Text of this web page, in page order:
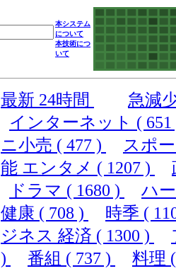
本システム
について
本技術につ
いて
最新 24時間
急減
インターネット (
ニ小売 ( 477 )
スポ
能 エンタメ ( 1207 )
ドラマ ( 1680 )
ハ
健康 ( 708 )
時季 (
ジネス 経済 ( 1300 )
)
番組 ( 737 )
料理